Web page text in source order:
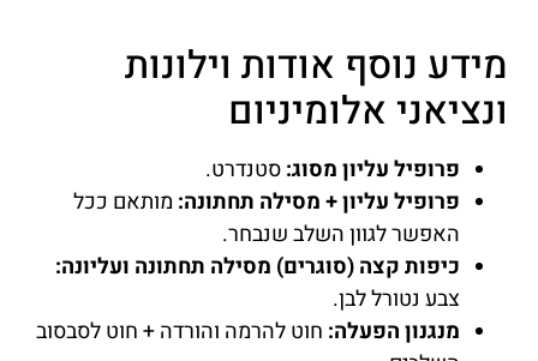
מידע נוסף אודות וילונות
ונציאני אלומיניום
פרופיל עליון מסוג:סטנדרט.
פרופיל עליון + מסילה תחתונה: מותאם ככל
האפשר לגוון השלב שנבחר.
כיפות קצה (סוגרים) מסילה תחתונה ועליונה:
צבע נטורל לבן.
מנגנון הפעלה: חוט להרמה והורדה + חוט לסבסוב